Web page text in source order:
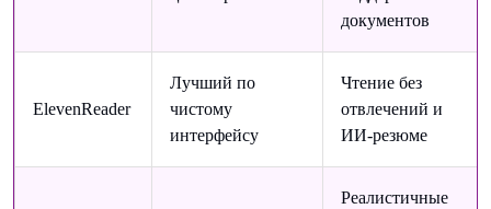
документов
ElevenReader
Лучший по
чистому
интерфейсу
Чтение без
отвлечений и
ИИ-резюме
Реалистичные